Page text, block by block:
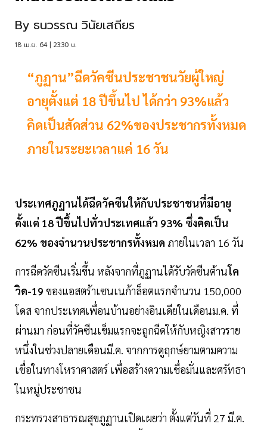
By ธนวรรณ วินัยเสถียร
18 เม.ย. 64 | 23:30 น.
“ภูฏาน”ฉีดวัคซีนประชาชนวัยผู้ใหญ่
อายุตั้งแต่ 18 ปีขึ้นไป ได้กว่า 93%แล้ว
คิดเป็นสัดส่วน 62%ของประชากรทั้งหมด
ภายในระยะเวลาแค่ 16 วัน
ประเทศภูฏานได้ฉีดวัคซีนให้กับประชาชนที่มีอายุ
ตั้งแต่ 18 ปีขึ้นไปทั่วประเทศแล้ว 93% ซึ่งคิดเป็น
62% ของจำนวนประชากรทั้งหมด ภายในเวลา 16 วัน
การฉีดวัคซีนเริ่มขึ้น หลังจากที่ภูฏานได้รับวัคซีนต้านโค
วิด-19 ของแอสตร้าเซนเนก้าล็อตแรกจำนวน 150,000
โดส จากประเทศเพื่อนบ้านอย่างอินเดียในเดือนม.ค. ที่
ผ่านมา ก่อนที่วัคซีนเข็มแรกจะถูกฉีดให้กับหญิงสาวราย
หนึ่งในช่วงปลายเดือนมี.ค. จากการดูฤกษ์ยามตามความ
เชื่อในทางโหราศาสตร์ เพื่อสร้างความเชื่อมั่นและศรัทธา
ในหมู่ประชาชน
กระทรวงสาธารณสุขภูฏานเปิดเผยว่า ตั้งแต่วันที่ 27 มี.ค.